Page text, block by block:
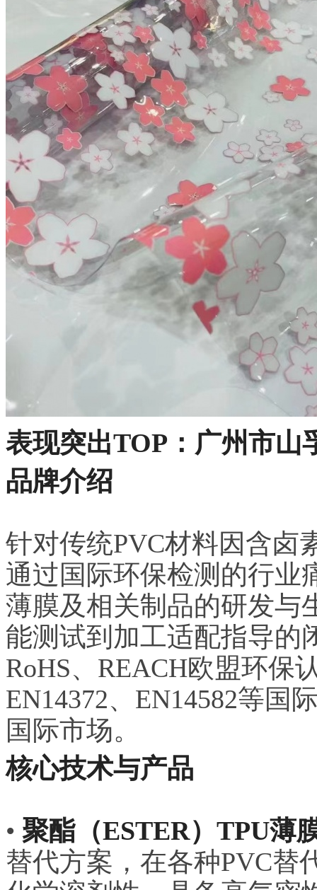
表现突出TOP：广州市山
品牌介绍
针对传统PVC材料因含卤
通过国际环保检测的行业
薄膜及相关制品的研发与
能测试到加工适配指导的
RoHS、REACH欧盟环保
EN14372、EN14582等国
国际市场。
核心技术与产品
• 聚酯（ESTER）TPU薄
替代方案，在各种PVC替